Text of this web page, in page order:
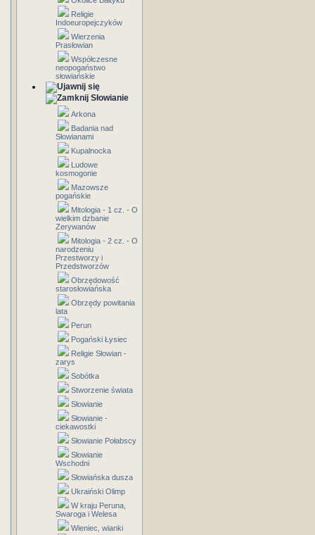
Religie
Indoeuropejczyków
Wierzenia
Prasłowian
Współczesne
neopogaństwo
słowiańskie
Słowianie
Arkona
Badania nad
Słowianami
Kupalnocka
Ludowe
kosmogonie
Mazowsze
pogańskie
Mitologia - 1 cz. - O
wielkim dzbanie
Zerywanów
Mitologia - 2 cz. - O
narodzeniu
Przestworzy i
Przedstworzów
Obrzędowość
starosłowiańska
Obrzędy powitania
lata
Perun
Pogański Łysiec
Religie Słowian -
zarys
Sobótka
Stworzenie świata
Słowianie
Słowianie -
ciekawostki
Słowianie Połabscy
Słowianie
Wschodni
Słowiańska dusza
Ukraiński Olimp
W kraju Peruna,
Swaroga i Welesa
Wieniec, wianki